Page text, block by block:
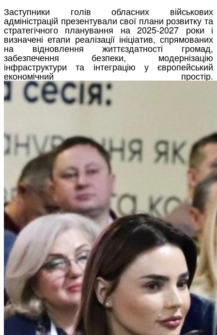
Заступники голів обласних військових
адміністрацій презентували свої плани розвитку та
стратегічного планування на 2025-2027 роки і
визначені етапи реалізації ініціатив, спрямованих
на відновлення життєздатності громад,
забезпечення безпеки, модернізацію
інфраструктури та інтеграцію у європейський
економічний простір.